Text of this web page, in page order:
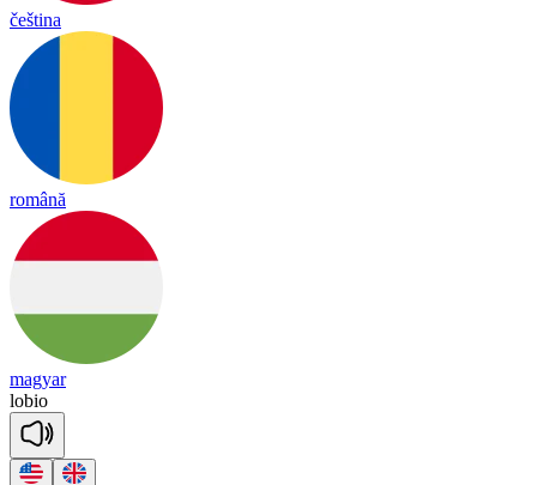
čeština
română
magyar
lobio